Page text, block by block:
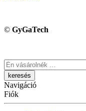
© GyGaTech
Keresés
Navigáció
Fiók